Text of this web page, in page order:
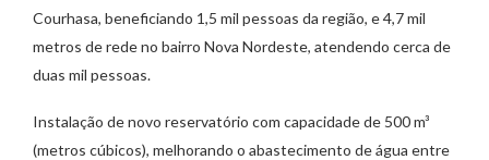
Courhasa, beneficiando 1,5 mil pessoas da região, e 4,7 mil
metros de rede no bairro Nova Nordeste, atendendo cerca de
duas mil pessoas.
Instalação de novo reservatório com capacidade de 500 m³
(metros cúbicos), melhorando o abastecimento de água entre